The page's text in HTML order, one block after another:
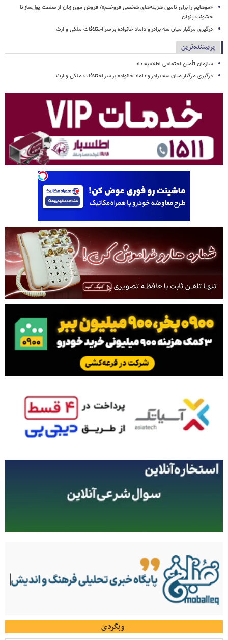
«موهایم را برای تامین هزینه‌های شخصی فروختم»/ فروش موی زنان از صنعت پول‌ساز تا
خشونت پنهان
درگیری مرگبار میان سه برادر و داماد خانواده بر سر اختلافات ملکی و ارث
پربیننده‌ترین
سازمان تأمین اجتماعی اطلاعیه داد
درگیری مرگبار میان سه برادر و داماد خانواده بر سر اختلافات ملکی و ارث
وبگردی